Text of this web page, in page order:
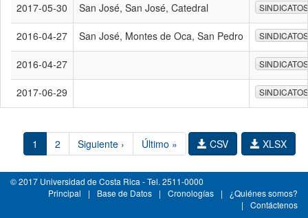
2017-05-30 San José, San José, Catedral SINDICATOS
2016-04-27 San José, Montes de Oca, San Pedro SINDICATOS
2016-04-27 SINDICATOS
2017-06-29 SINDICATOS
1 2 Siguiente › Último » XLSX
CSV
© 2017 Universidad de Costa Rica - Tel. 2511-0000
Principal
| Base de Datos | Cronologías |
¿Quiénes somos?
|
Contáctenos